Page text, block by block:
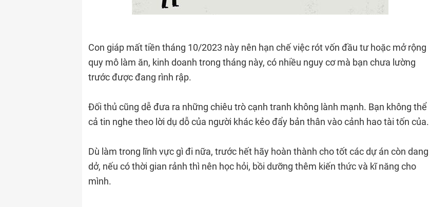
Con giáp mất tiền tháng 10/2023 này nên hạn chế việc rót vốn đầu tư hoặc mở rộng
quy mô làm ăn, kinh doanh trong tháng này, có nhiều nguy cơ mà bạn chưa lường
trước được đang rình rập.
Đối thủ cũng dễ đưa ra những chiêu trò cạnh tranh không lành mạnh. Bạn không thể
cả tin nghe theo lời dụ dỗ của người khác kẻo đẩy bản thân vào cảnh hao tài tốn của.
Dù làm trong lĩnh vực gì đi nữa, trước hết hãy hoàn thành cho tốt các dự án còn dang
dở, nếu có thời gian rảnh thì nên học hỏi, bồi dưỡng thêm kiến thức và kĩ năng cho
mình.